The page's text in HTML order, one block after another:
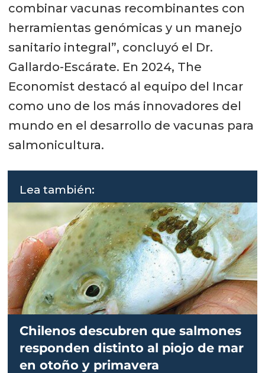
combinar vacunas recombinantes con
herramientas genómicas y un manejo
sanitario integral”, concluyó el Dr.
Gallardo-Escárate. En 2024, The
Economist destacó al equipo del Incar
como uno de los más innovadores del
mundo en el desarrollo de vacunas para
salmonicultura.
Lea también:
Chilenos descubren que salmones
responden distinto al piojo de mar
en otoño y primavera